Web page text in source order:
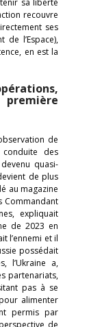
sa liberté
recouvre
ses
de l’Espace),
en est la
de
des
quasi-
de plus
au magazine
Commandant
expliquait
de 2023 en
l’ennemi et il
possédait
l’Ukraine a,
partenariats,
pas à se
alimenter
permis par
de